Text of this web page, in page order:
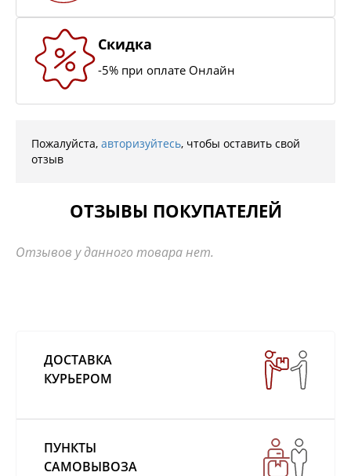
Скидка
-5% при оплате Онлайн
Пожалуйста, авторизуйтесь, чтобы оставить свой
отзыв
ОТЗЫВЫ ПОКУПАТЕЛЕЙ
Отзывов у данного товара нет.
ДОСТАВКА
КУРЬЕРОМ
ПУНКТЫ
САМОВЫВОЗА